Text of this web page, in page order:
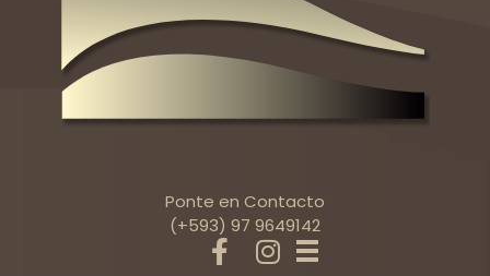
Ponte en Contacto
(+593) 97 9649142